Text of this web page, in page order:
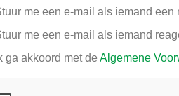
me een e-mail als iemand
me een e-mail als iemand
ga akkoord met de Algemene